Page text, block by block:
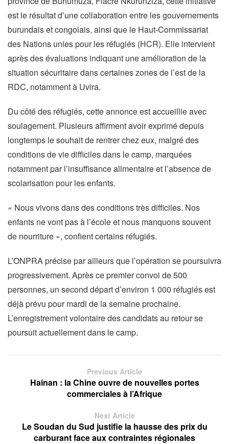
est le résultat d’une collaboration entre les gouvernements
burundais et congolais, ainsi que le Haut-Commissariat
des Nations unies pour les réfugiés (HCR). Elle intervient
après des évaluations indiquant une amélioration de la
situation sécuritaire dans certaines zones de l’est de la
RDC, notamment à Uvira.
Du côté des réfugiés, cette annonce est accueillie avec
soulagement. Plusieurs affirment avoir exprimé depuis
longtemps le souhait de rentrer chez eux, malgré des
conditions de vie difficiles dans le camp, marquées
notamment par l’insuffisance alimentaire et l’absence de
scolarisation pour les enfants.
« Nous vivons dans des conditions très difficiles. Nos
enfants ne vont pas à l’école et nous manquons souvent
de nourriture », confient certains réfugiés.
L’ONPRA précise par ailleurs que l’opération se poursuivra
progressivement. Après ce premier convoi de 500
personnes, un second départ d’environ 1 000 réfugiés est
déjà prévu pour mardi de la semaine prochaine.
L’enregistrement volontaire des candidats au retour se
poursuit actuellement dans le camp.
Previous Article
Hainan : la Chine ouvre de nouvelles portes
commerciales à l’Afrique
Next Article
Le Soudan du Sud justifie la hausse des prix du
carburant face aux contraintes régionales